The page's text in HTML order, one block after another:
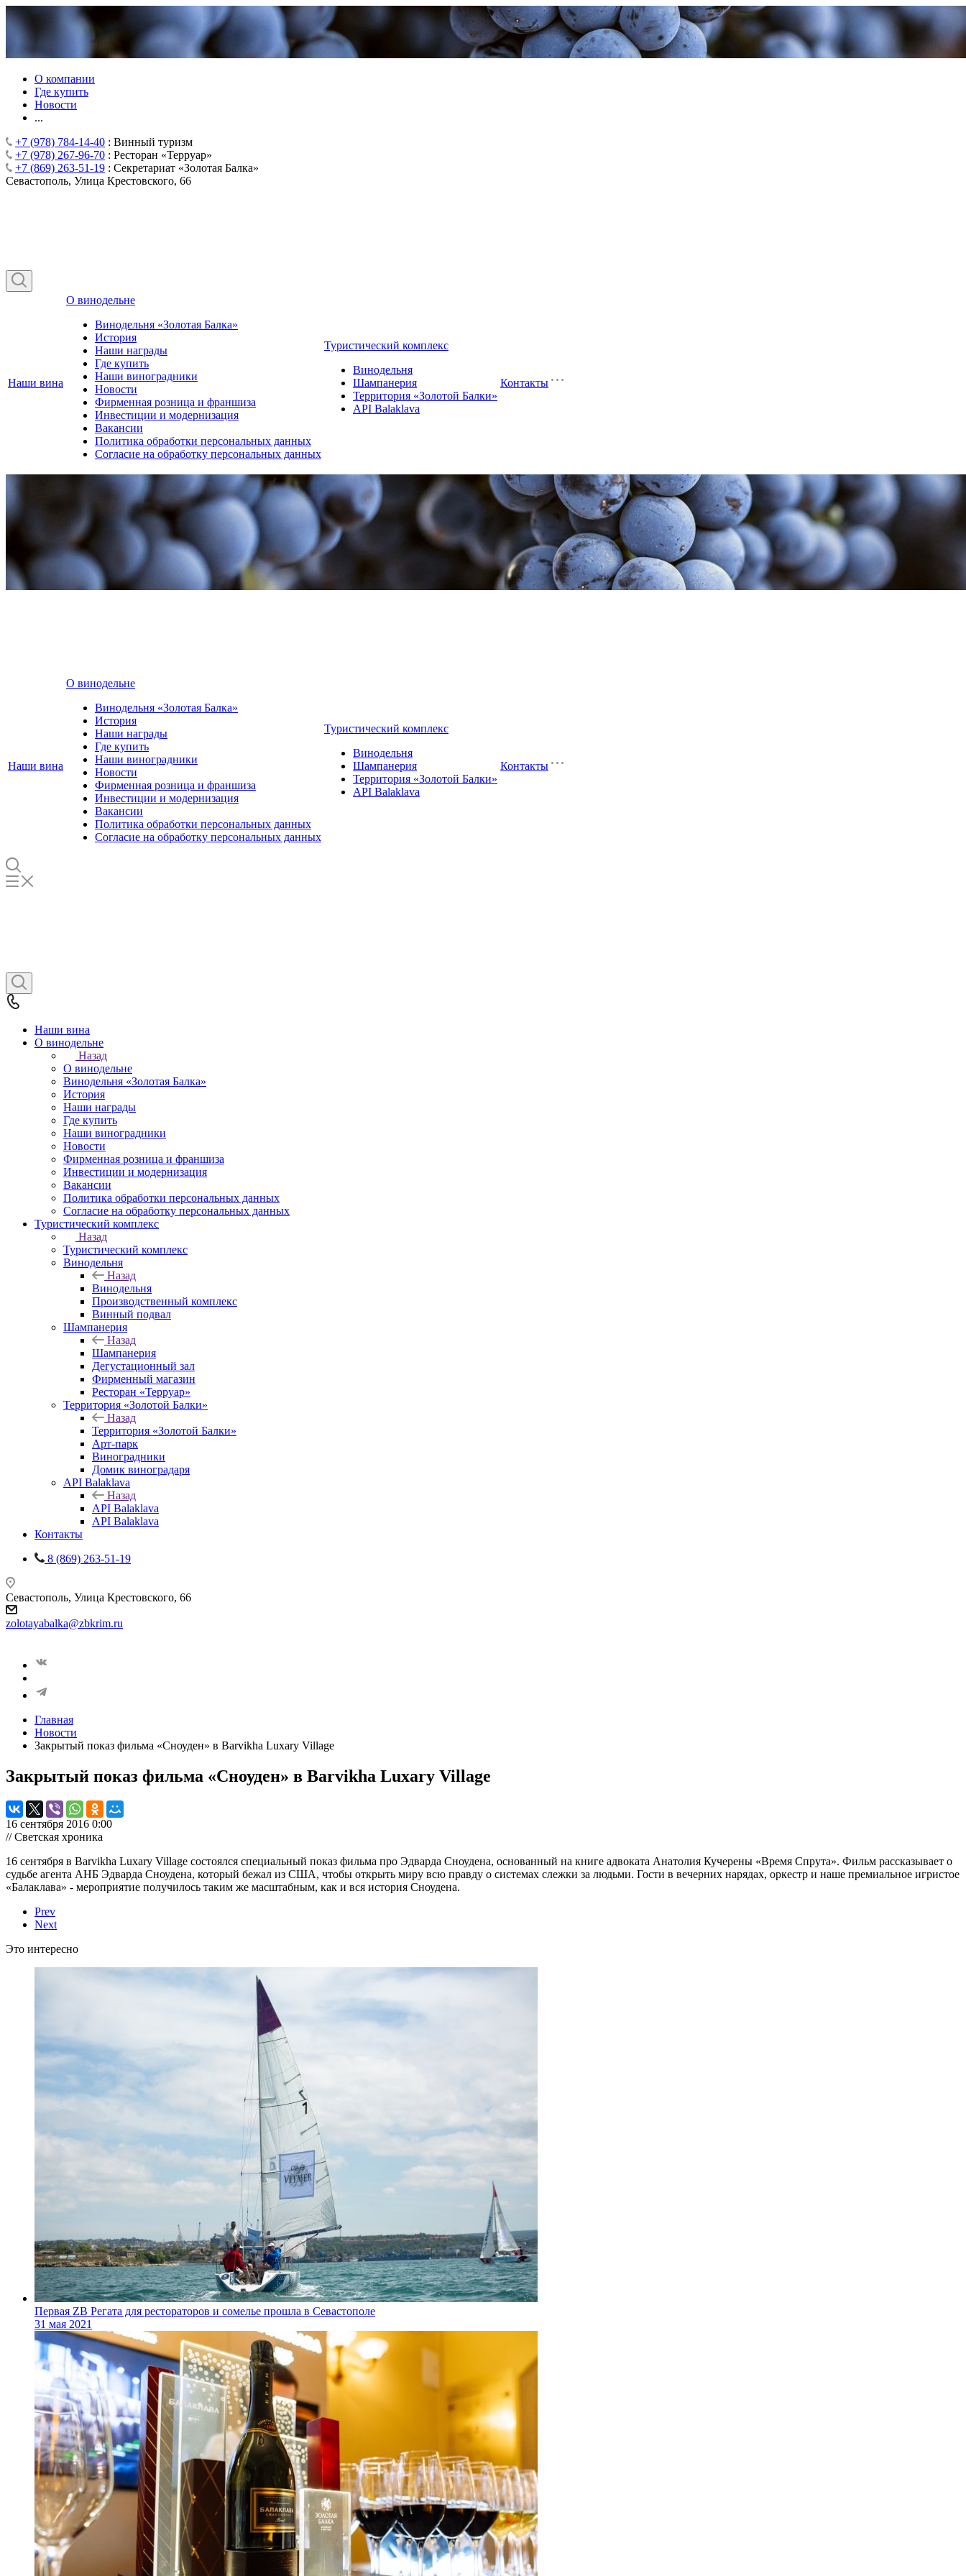
О компании
Где купить
Новости
...
+7 (978) 784-14-40 : Винный туризм
+7 (978) 267-96-70 : Ресторан «Терруар»
+7 (869) 263-51-19 : Секретариат «Золотая Балка»
Севастополь, Улица Крестовского, 66
Наши вина
О винодельне
Винодельня «Золотая Балка»
История
Наши награды
Где купить
Наши виноградники
Новости
Фирменная розница и франшиза
Инвестиции и модернизация
Вакансии
Политика обработки персональных данных
Согласие на обработку персональных данных
Туристический комплекс
Винодельня
Шампанерия
Территория «Золотой Балки»
API Balaklava
Контакты
Наши вина
О винодельне
Винодельня «Золотая Балка»
История
Наши награды
Где купить
Наши виноградники
Новости
Фирменная розница и франшиза
Инвестиции и модернизация
Вакансии
Политика обработки персональных данных
Согласие на обработку персональных данных
Туристический комплекс
Винодельня
Шампанерия
Территория «Золотой Балки»
API Balaklava
Контакты
Наши вина
О винодельне
Назад
О винодельне
Винодельня «Золотая Балка»
История
Наши награды
Где купить
Наши виноградники
Новости
Фирменная розница и франшиза
Инвестиции и модернизация
Вакансии
Политика обработки персональных данных
Согласие на обработку персональных данных
Туристический комплекс
Назад
Туристический комплекс
Винодельня
Назад
Винодельня
Производственный комплекс
Винный подвал
Шампанерия
Назад
Шампанерия
Дегустационный зал
Фирменный магазин
Ресторан «Терруар»
Территория «Золотой Балки»
Назад
Территория «Золотой Балки»
Арт-парк
Виноградники
Домик виноградаря
API Balaklava
Назад
API Balaklava
API Balaklava
Контакты
8 (869) 263-51-19
Севастополь, Улица Крестовского, 66
zolotayabalka@zbkrim.ru
Главная
Новости
Закрытый показ фильма «Сноуден» в Barvikha Luxary Village
Закрытый показ фильма «Сноуден» в Barvikha Luxary Village
16 сентября 2016 0:00
// Светская хроника
16 сентября в Barvikha Luxary Village состоялся специальный показ фильма про Эдварда Сноудена, основанный на книге адвоката Анатолия Кучерены «Время Спрута». Фильм рассказывает о
судьбе агента АНБ Эдварда Сноудена, который бежал из США, чтобы открыть миру всю правду о системах слежки за людьми. Гости в вечерних нарядах, оркестр и наше премиальное игристое
«Балаклава» - мероприятие получилось таким же масштабным, как и вся история Сноудена.
Prev
Next
Это интересно
Первая ZB Регата для рестораторов и сомелье прошла в Севастополе
31 мая 2021